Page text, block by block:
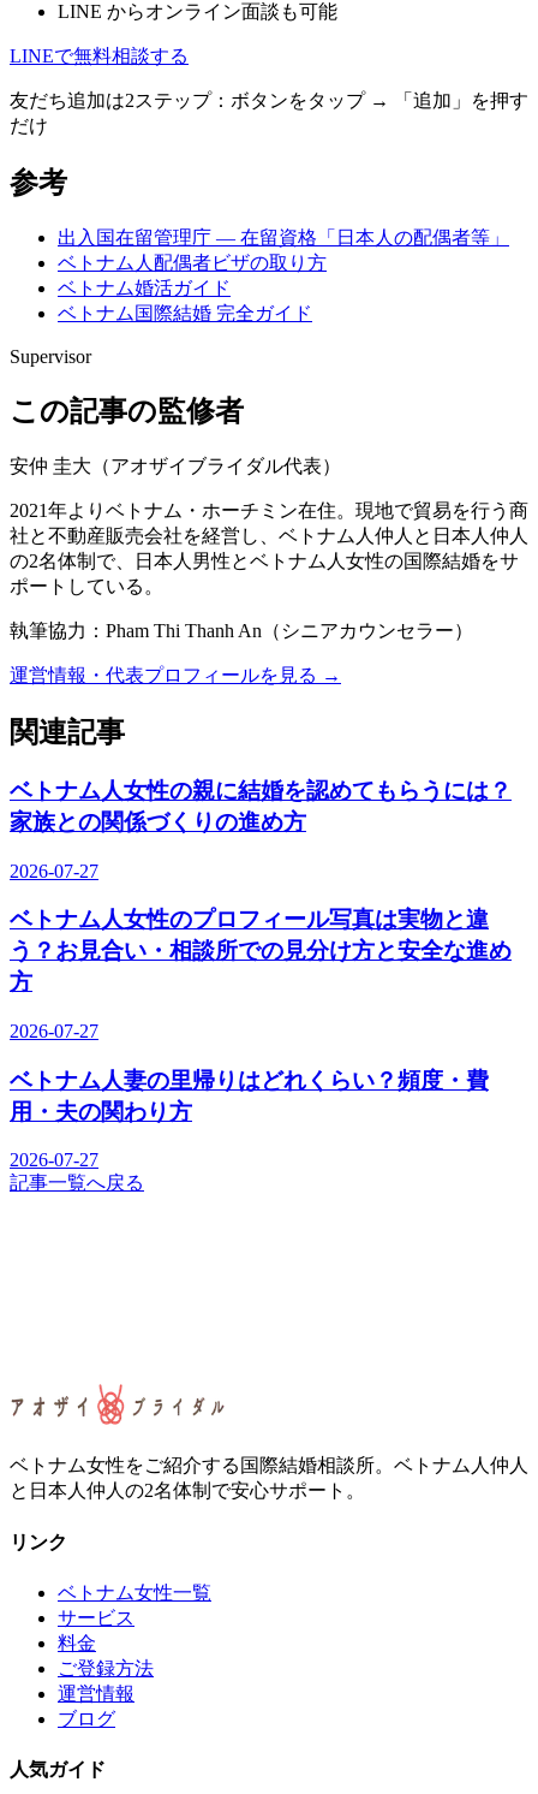
LINE からオンライン面談も可能
LINEで無料相談する
友だち追加は2ステップ：ボタンをタップ → 「追加」を押す
だけ
参考
出入国在留管理庁 — 在留資格「日本人の配偶者等」
ベトナム人配偶者ビザの取り方
ベトナム婚活ガイド
ベトナム国際結婚 完全ガイド
Supervisor
この記事の監修者
安仲 圭大 （アオザイブライダル代表）
2021年よりベトナム・ホーチミン在住。現地で貿易を行う商
社と不動産販売会社を経営し、ベトナム人仲人と日本人仲人
の2名体制で、日本人男性とベトナム人女性の国際結婚をサ
ポートしている。
執筆協力： Pham Thi Thanh An （ シニアカウンセラー）
運営情報・代表プロフィールを見る →
関連記事
ベトナム人女性の親に結婚を認めてもらうには？
家族との関係づくりの進め方
2026-07-27
ベトナム人女性のプロフィール写真は実物と違
う？お見合い・相談所での見分け方と安全な進め
方
2026-07-27
ベトナム人妻の里帰りはどれくらい？頻度・費
用・夫の関わり方
2026-07-27
記事一覧へ戻る
ベトナム女性をご紹介する国際結婚相談所。ベトナム人仲人
と日本人仲人の2名体制で安心サポート。
リンク
ベトナム女性一覧
サービス
料金
ご登録方法
運営情報
ブログ
人気ガイド